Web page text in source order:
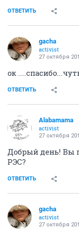
ОТВЕТИТЬ
gacha
activist
27 октября
ок
ОТВЕТИТЬ
Alabamama
activist
27 октября
Добрый день! Вы
РЭС?
ОТВЕТИТЬ
gacha
activist
27 октября